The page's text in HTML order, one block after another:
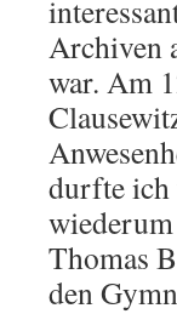
Archiven
war. Am
durfte ich
Thomas
den